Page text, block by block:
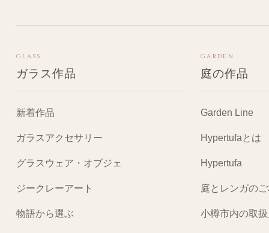
GLASS
ガラス作品
新着作品
ガラスアクセサリー
グラスウェア・オブジェ
ジークレーアート
物語から選ぶ
GARDEN
庭の作品
Garden Line
Hypertufaとは
Hypertufa
庭とレンガの
小樽市内の取